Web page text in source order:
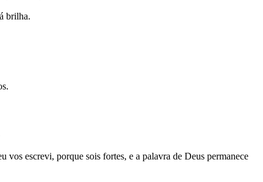
brilha.
vos escrevi, porque sois fortes, e a palavra de Deus permanece